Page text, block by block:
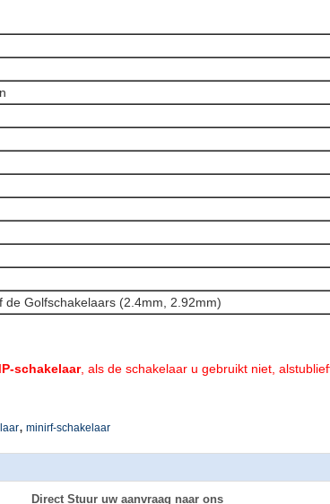
de Golfschakelaars (2.4mm, 2.92mm)
schakelaar, als de schakelaar u gebruikt niet,
, minirf-schakelaar
Direct Stuur uw aanvraag naar ons